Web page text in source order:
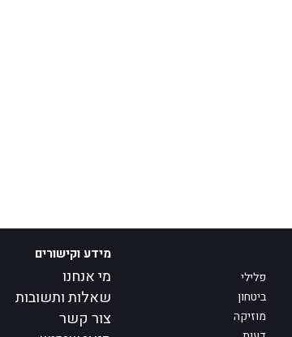
פלילי
ביטחון
מוזיקה
מידע וקישורים
מי אנחנו
שאלות ותשובות
צור קשר